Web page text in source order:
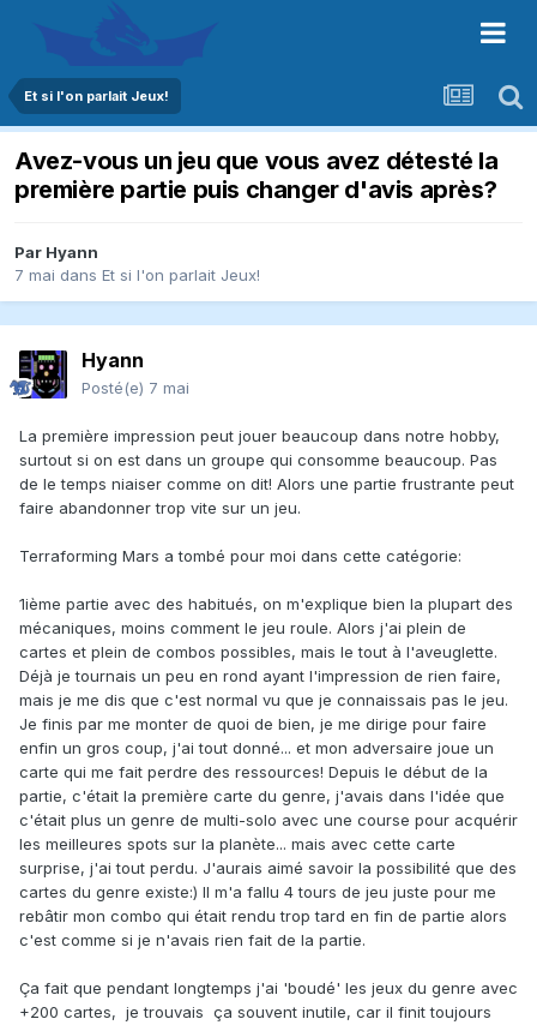
Et si l'on parlait Jeux!
Avez-vous un jeu que vous avez détesté la
première partie puis changer d'avis après?
Par Hyann
7 mai dans Et si l'on parlait Jeux!
Hyann
Posté(e) 7 mai
La première impression peut jouer beaucoup dans notre hobby,
surtout si on est dans un groupe qui consomme beaucoup. Pas
de le temps niaiser comme on dit! Alors une partie frustrante peut
faire abandonner trop vite sur un jeu.
Terraforming Mars a tombé pour moi dans cette catégorie:
1ième partie avec des habitués, on m'explique bien la plupart des
mécaniques, moins comment le jeu roule. Alors j'ai plein de
cartes et plein de combos possibles, mais le tout à l'aveuglette.
Déjà je tournais un peu en rond ayant l'impression de rien faire,
mais je me dis que c'est normal vu que je connaissais pas le jeu.
Je finis par me monter de quoi de bien, je me dirige pour faire
enfin un gros coup, j'ai tout donné... et mon adversaire joue un
carte qui me fait perdre des ressources! Depuis le début de la
partie, c'était la première carte du genre, j'avais dans l'idée que
c'était plus un genre de multi-solo avec une course pour acquérir
les meilleures spots sur la planète... mais avec cette carte
surprise, j'ai tout perdu. J'aurais aimé savoir la possibilité que des
cartes du genre existe:) Il m'a fallu 4 tours de jeu juste pour me
rebâtir mon combo qui était rendu trop tard en fin de partie alors
c'est comme si je n'avais rien fait de la partie.
Ça fait que pendant longtemps j'ai 'boudé' les jeux du genre avec
+200 cartes, je trouvais ça souvent inutile, car il finit toujours